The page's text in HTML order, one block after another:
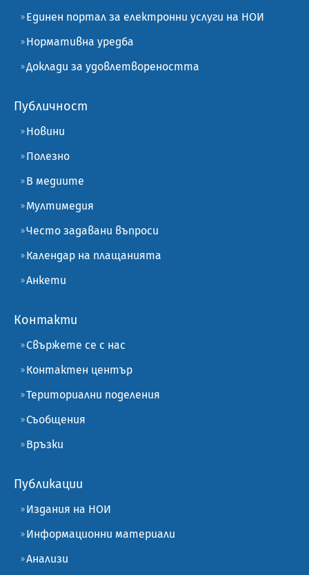
Единен портал за електронни услуги на НОИ
Нормативна уредба
Доклади за удовлетвореността
Публичност
Новини
Полезно
В медиите
Мултимедия
Често задавани въпроси
Календар на плащанията
Анкети
Контакти
Свържете се с нас
Контактен център
Териториални поделения
Съобщения
Връзки
Публикации
Издания на НОИ
Информационни материали
Анализи